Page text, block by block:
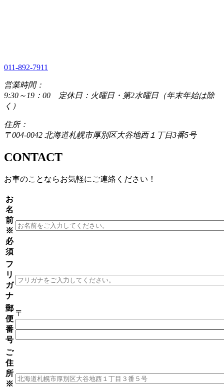
011-892-7911
営業時間：
9:30～19：00 定休日：火曜日・第2水曜日（年末年始は除
く）
住所：
〒004-0042 北海道札幌市厚別区大谷地西１丁目3番5号
CONTACT
お車のことならお気軽にご連絡ください！
お
名
前
※
必
須
フ
リ
ガ
ナ
郵
便
番
号
〒
ご
住
所
※